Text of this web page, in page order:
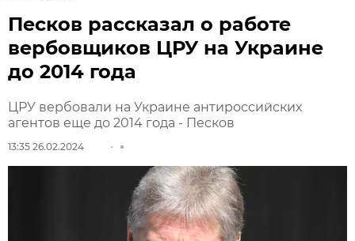
Песков рассказал о работе
вербовщиков ЦРУ на Украине
до 2014 года
ЦРУ вербовали на Украине антироссийских
агентов еще до 2014 года - Песков
13:35 26.02.2024